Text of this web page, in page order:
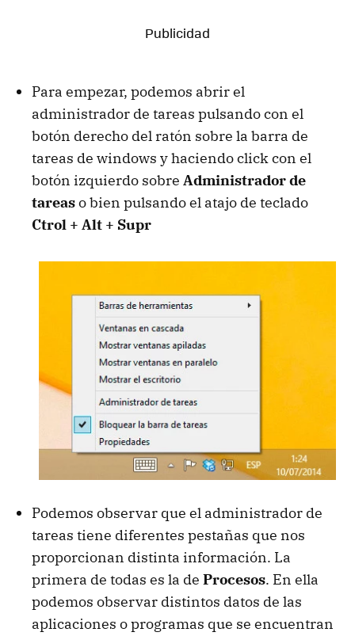
Para empezar, podemos abrir el
administrador de tareas pulsando con el
botón derecho del ratón sobre la barra de
tareas de windows y haciendo click con el
botón izquierdo sobre Administrador de
tareaso bien pulsando el atajo de teclado
Ctrol + Alt + Supr
Podemos observar que el administrador de
tareas tiene diferentes pestañas que nos
proporcionan distinta información. La
primera de todas es la de Procesos. En ella
podemos observar distintos datos de las
aplicaciones o programas que se encuentran